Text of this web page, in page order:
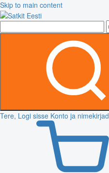
Skip to main content
Tere, Logi sisse Konto ja nimekirjad